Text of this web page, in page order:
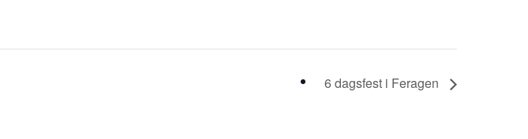
6 dagsfest i Feragen